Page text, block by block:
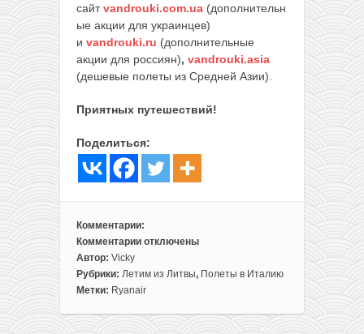
сайтvandrouki.com.ua (дополнительн
ые акции для украинцев)
и vandrouki.ru (дополнительные
акции для россиян), vandrouki.asia
(дешевые полеты из Средней Азии).
Приятных путешествий!
Поделиться:
Комментарии:
Комментарии
к
записи
Прямые
отключены
Автор: Vicky
Рубрики: Летим из Литвы, Полеты в Италию
Метки: Ryanair